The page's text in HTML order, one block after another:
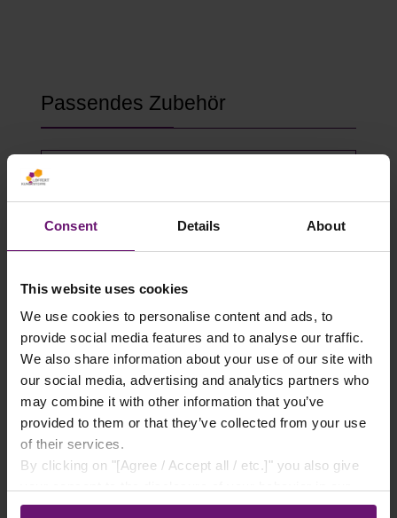
Consent Details About
This website uses cookies
We use cookies to personalise content and ads, to
provide social media features and to analyse our traffic.
We also share information about your use of our site with
our social media, advertising and analytics partners who
may combine it with other information that you’ve
provided to them or that they’ve collected from your use
of their services.
By clicking on "[Agree / Accept all / etc.]" you also give
store to our partner, shopware AG (Ebbinghoff 10, 48624
Produktgalerie überspringen
Passendes Zubehör
Gewächshausklammern 4 bis 10 mm
- 100 Stück
14,49 €*